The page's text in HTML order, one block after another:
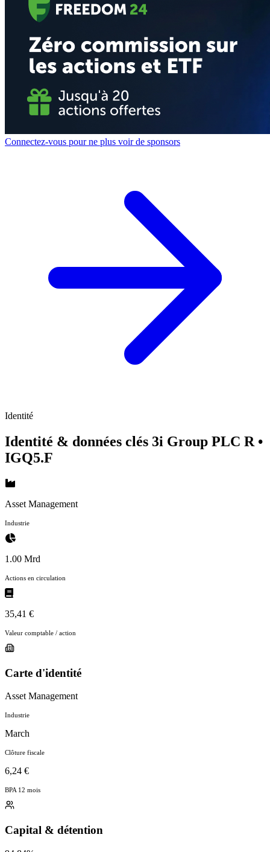
Connectez-vous pour ne plus voir de sponsors
Identité
Identité & données clés 3i Group PLC R •
IGQ5.F
Asset Management
Industrie
1.00 Mrd
Actions en circulation
35,41 €
Valeur comptable / action
Carte d'identité
Asset Management
Industrie
March
Clôture fiscale
6,24 €
BPA 12 mois
Capital & détention